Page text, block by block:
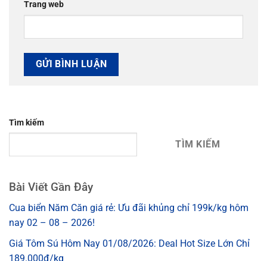
Trang web
Tìm kiếm
TÌM KIẾM
Bài Viết Gần Đây
Cua biển Năm Căn giá rẻ: Ưu đãi khủng chỉ 199k/kg hôm
nay 02 – 08 – 2026!
Giá Tôm Sú Hôm Nay 01/08/2026: Deal Hot Size Lớn Chỉ
189.000đ/kg